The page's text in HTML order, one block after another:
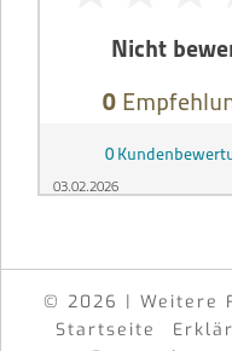
© 2026 | Weitere
Startseite